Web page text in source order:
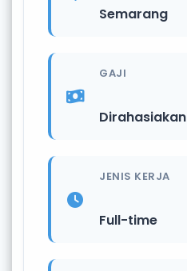
Semarang
GAJI
Dirahasiakan
JENIS KERJA
Full-time